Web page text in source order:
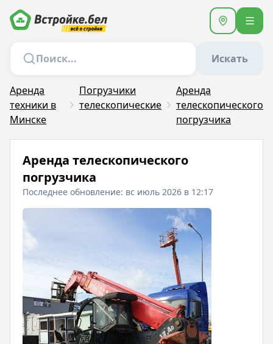
Искать
Аренда
техники в
Минске
Погрузчики
телескопические
Аренда
телескопического
погрузчика
Аренда телескопического
погрузчика
Последнее обновление: вс июль 2026 в 12:17